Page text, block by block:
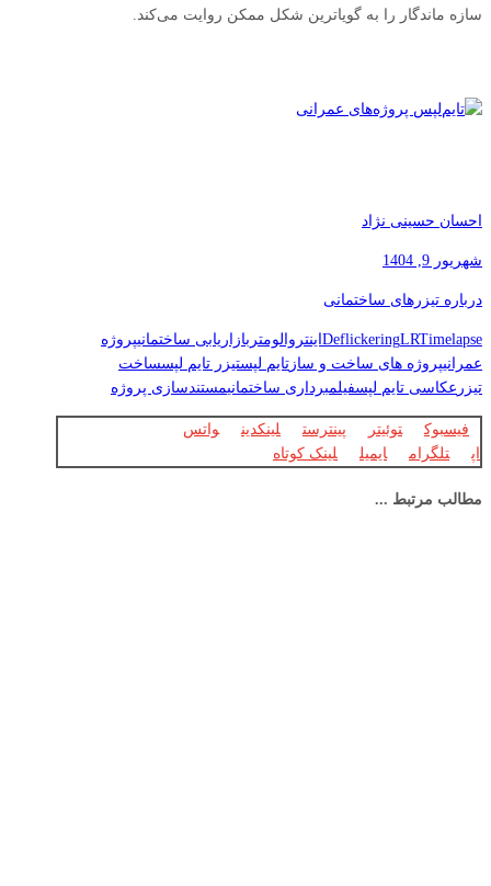
سازه ماندگار را به گویاترین شکل ممکن روایت می‌کند.
احسان حسینی نژاد
شهریور 9, 1404
درباره تیزرهای ساختمانی
DeflickeringLRTimelapse اینتروالومتر بازاریابی ساختمانیپروژه
عمرانیپروژه های ساخت و ساز تایم لپستیزر تایم لپسساخت
تیزر عکاسی تایم لپسفیلمبرداری ساختمانیمستندسازی پروژه
فیسبوک توئیتر پینترست لینکدین
واتس
اپ
تلگرام ایمیل لینک کوتاه
مطالب مرتبط ...